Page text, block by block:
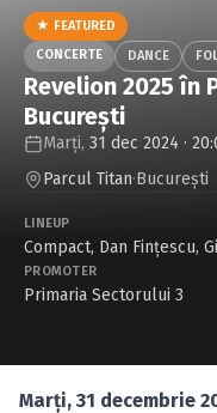
Caută în site...
★ FEATURED
CONCERTE
DANCE
Revelion 2025 în
București
Marți, 31 dec 2024 ·
Parcul Titan·Bucureşti
LINEUP
Compact, Dan Finţescu,
PROMOTER
Primaria Sectorului 3
Marți, 31 decembrie